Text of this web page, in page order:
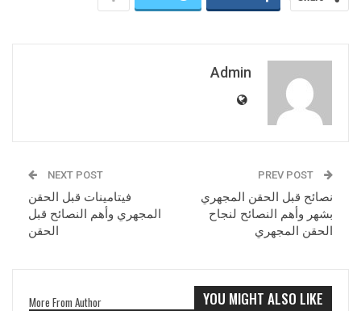
Admin
نصائح قبل الحقن المجهري
بشهر وأهم النصائح لنجاح
الحقن المجهري
NEXT POST
فيتامينات قبل الحقن
المجهري وأهم النصائح قبل
الحقن
YOU MIGHT ALSO LIKE
More From Author